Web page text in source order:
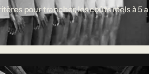
pour trancher, les coûts réels à 5